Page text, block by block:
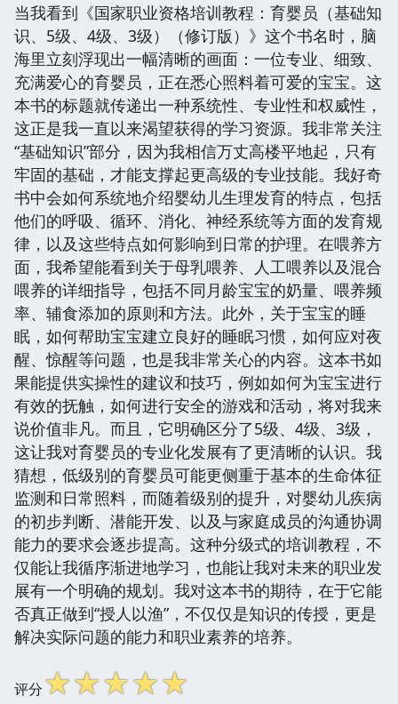
当我看到《国家职业资格培训教程：育婴员（基础知
识、5级、4级、3级）（修订版）》这个书名时，脑
海里立刻浮现出一幅清晰的画面：一位专业、细致、
充满爱心的育婴员，正在悉心照料着可爱的宝宝。这
本书的标题就传递出一种系统性、专业性和权威性，
这正是我一直以来渴望获得的学习资源。我非常关注
“基础知识”部分，因为我相信万丈高楼平地起，只有
牢固的基础，才能支撑起更高级的专业技能。我好奇
书中会如何系统地介绍婴幼儿生理发育的特点，包括
他们的呼吸、循环、消化、神经系统等方面的发育规
律，以及这些特点如何影响到日常的护理。在喂养方
面，我希望能看到关于母乳喂养、人工喂养以及混合
喂养的详细指导，包括不同月龄宝宝的奶量、喂养频
率、辅食添加的原则和方法。此外，关于宝宝的睡
眠，如何帮助宝宝建立良好的睡眠习惯，如何应对夜
醒、惊醒等问题，也是我非常关心的内容。这本书如
果能提供实操性的建议和技巧，例如如何为宝宝进行
有效的抚触，如何进行安全的游戏和活动，将对我来
说价值非凡。而且，它明确区分了5级、4级、3级，
这让我对育婴员的专业化发展有了更清晰的认识。我
猜想，低级别的育婴员可能更侧重于基本的生命体征
监测和日常照料，而随着级别的提升，对婴幼儿疾病
的初步判断、潜能开发、以及与家庭成员的沟通协调
能力的要求会逐步提高。这种分级式的培训教程，不
仅能让我循序渐进地学习，也能让我对未来的职业发
展有一个明确的规划。我对这本书的期待，在于它能
否真正做到“授人以渔”，不仅仅是知识的传授，更是
解决实际问题的能力和职业素养的培养。
评分☆☆☆☆☆